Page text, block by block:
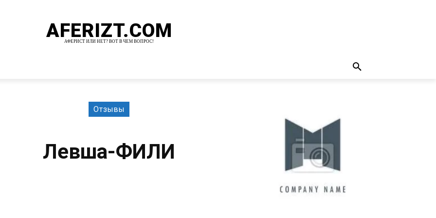
AFERIZT.COM
АФЕРИСТ ИЛИ НЕТ? ВОТ В ЧЕМ ВОПРОС!
Отзывы
Левша-ФИЛИ